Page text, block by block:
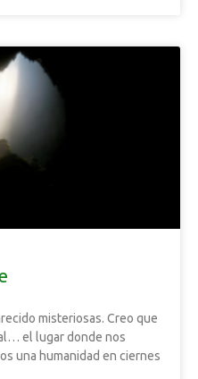
misteriosas. Creo que
el lugar donde nos
una humanidad en ciernes